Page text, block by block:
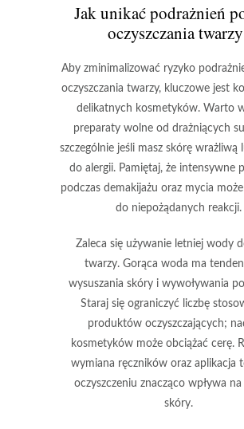
Jak unikać podrażnień
oczyszczania
Aby zminimalizować ryzyko
oczyszczania twarzy, kluczowe jest
delikatnych kosmetyków.Warto
preparaty wolne od drażniących
szczególnie jeśli masz skórę wrażliwą
do alergii. Pamiętaj, że intensywne
podczas demakijażu oraz mycia
do niepożądanych reakcji.
Zaleca się używanie letniej wody
twarzy.Gorąca woda ma
wysuszania skóry i wywoływania
Staraj się ograniczyć liczbę
produktów oczyszczających;
kosmetyków może obciążać cerę.
wymiana ręczników oraz aplikacja
oczyszczeniu znacząco wpływa
skóry.